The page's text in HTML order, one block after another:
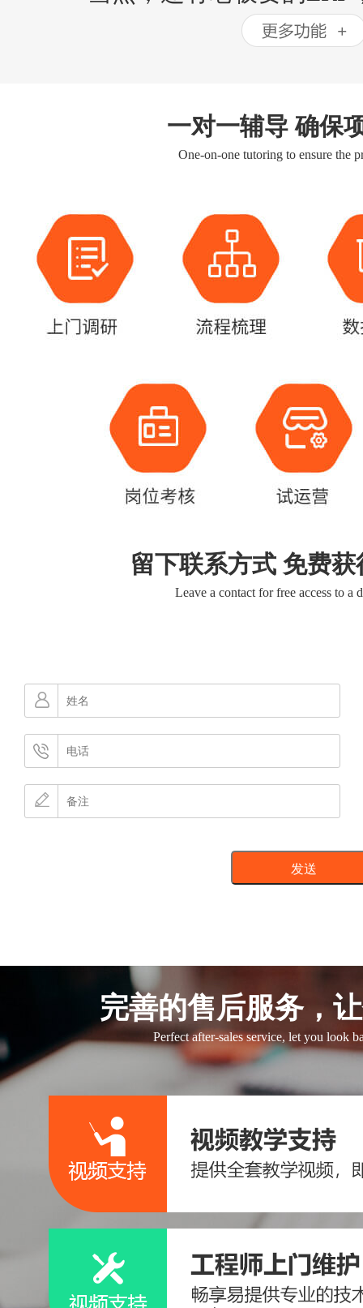
一对一辅导 确保
One-on-one tutoring to ensure the
留下联系方式 免费
Leave a contact for free access to a
完善的售后服务，
Perfect after-sales service, let you look